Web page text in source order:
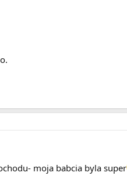
moja babcia byla super